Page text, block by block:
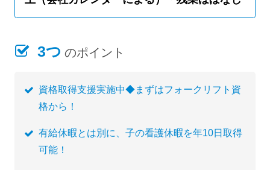
3つ のポイント
資格取得支援実施中◆まずはフォークリフト資
格から！
有給休暇とは別に、子の看護休暇を年10日取得
可能！